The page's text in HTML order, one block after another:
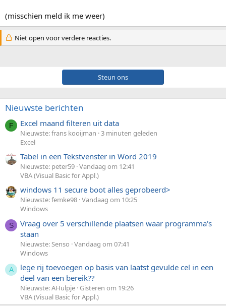
(misschien meld ik me weer)
Niet open voor verdere reacties.
Steun ons
Nieuwste berichten
F Excel maand filteren uit data
Nieuwste: frans kooijman 3 minuten geleden
Excel
Tabel in een Tekstvenster in Word 2019
Nieuwste: peter59 Vandaag om 12:41
VBA (Visual Basic for Appl.)
windows 11 secure boot alles geprobeerd>
Nieuwste: femke98 Vandaag om 10:25
Windows
S
Vraag over 5 verschillende plaatsen waar programma's
staan
Nieuwste: Senso Vandaag om 07:41
Windows
A
lege rij toevoegen op basis van laatst gevulde cel in een
deel van een bereik??
Nieuwste: AHulpje Gisteren om 19:26
VBA (Visual Basic for Appl.)